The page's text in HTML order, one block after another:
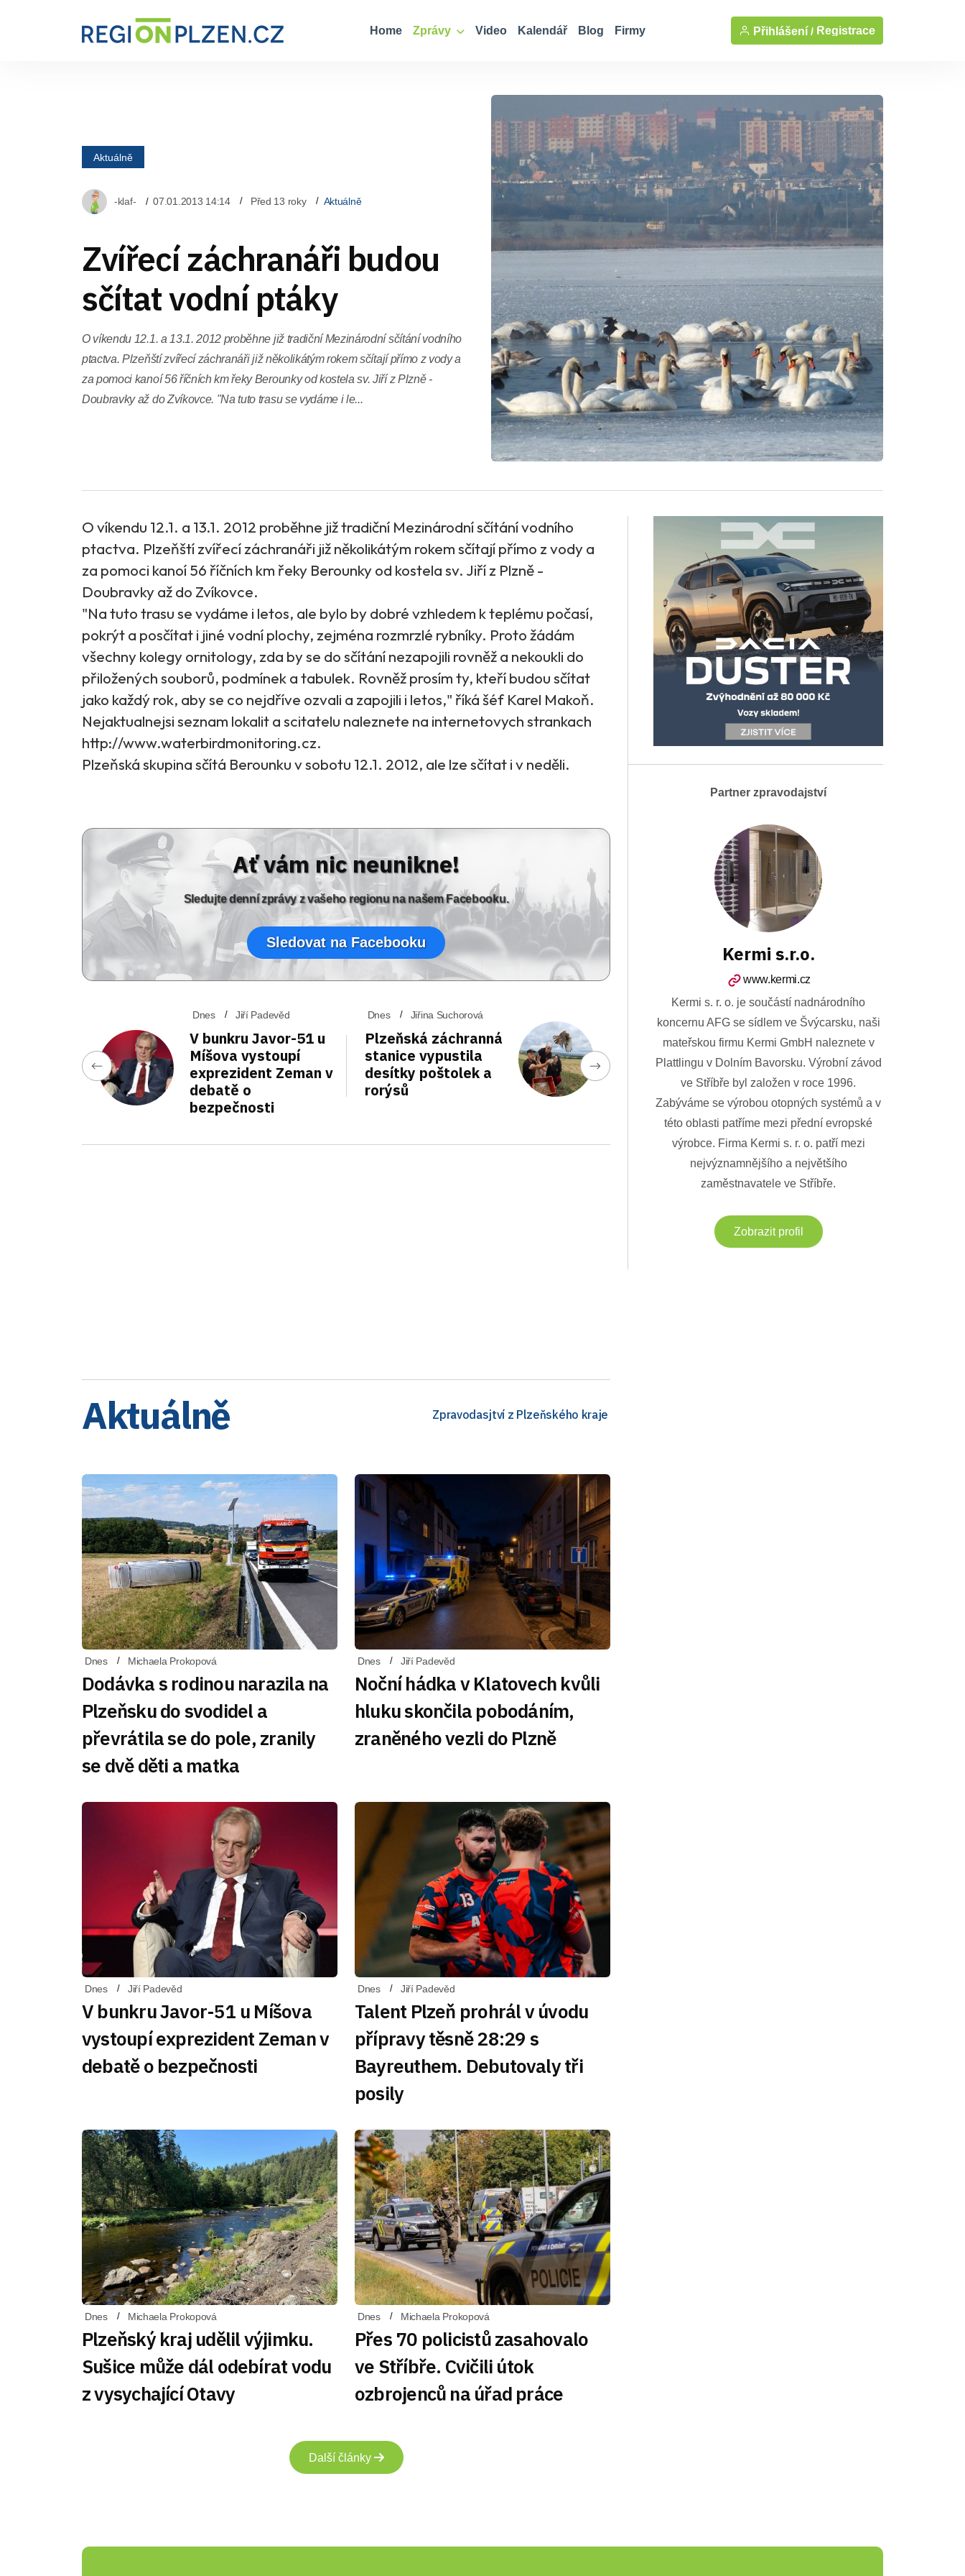
Home Zprávy Video Kalendář Blog Firmy Přihlášení / Registrace
Aktuálně
-klaf- 07.01.2013 14:14 Před 13 roky Aktuálně
Zvířecí záchranáři budou
sčítat vodní ptáky
O víkendu 12.1. a 13.1. 2012 proběhne již tradiční Mezinárodní sčítání vodního
ptactva. Plzeňští zvířecí záchranáři již několikátým rokem sčítají přímo z vody a
za pomoci kanoí 56 říčních km řeky Berounky od kostela sv. Jiří z Plzně -
Doubravky až do Zvíkovce. "Na tuto trasu se vydáme i le...
O víkendu 12.1. a 13.1. 2012 proběhne již tradiční Mezinárodní sčítání vodního
ptactva. Plzeňští zvířecí záchranáři již několikátým rokem sčítají přímo z vody a
za pomoci kanoí 56 říčních km řeky Berounky od kostela sv. Jiří z Plzně -
Doubravky až do Zvíkovce.
"Na tuto trasu se vydáme i letos, ale bylo by dobré vzhledem k teplému počasí,
pokrýt a posčítat i jiné vodní plochy, zejména rozmrzlé rybníky. Proto žádám
všechny kolegy ornitology, zda by se do sčítání nezapojili rovněž a nekoukli do
přiložených souborů, podmínek a tabulek. Rovněž prosím ty, kteří budou sčítat
jako každý rok, aby se co nejdříve ozvali a zapojili i letos," říká šéf Karel Makoň.
Nejaktualnejsi seznam lokalit a scitatelu naleznete na internetovych strankach
http://www.waterbirdmonitoring.cz.
Plzeňská skupina sčítá Berounku v sobotu 12.1. 2012, ale lze sčítat i v neděli.
Ať vám nic neunikne!
Sledujte denní zprávy z vašeho regionu na našem Facebooku.
Sledovat na Facebooku
Dnes Jiří Padevěd
V bunkru Javor-51 u
Míšova vystoupí
exprezident Zeman v
debatě o
bezpečnosti
Dnes Jiřina Suchorová
Plzeňská záchranná
stanice vypustila
desítky poštolek a
rorýsů
Aktuálně Zpravodasjtví z Plzeňského kraje
Dnes Michaela Prokopová
Dodávka s rodinou narazila na
Plzeňsku do svodidel a
převrátila se do pole, zranily
se dvě děti a matka
Dnes Jiří Padevěd
Noční hádka v Klatovech kvůli
hluku skončila pobodáním,
zraněného vezli do Plzně
Dnes Jiří Padevěd
V bunkru Javor-51 u Míšova
vystoupí exprezident Zeman v
debatě o bezpečnosti
Dnes Jiří Padevěd
Talent Plzeň prohrál v úvodu
přípravy těsně 28:29 s
Bayreuthem. Debutovaly tři
posily
Dnes Michaela Prokopová
Plzeňský kraj udělil výjimku.
Sušice může dál odebírat vodu
z vysychající Otavy
Dnes Michaela Prokopová
Přes 70 policistů zasahovalo
ve Stříbře. Cvičili útok
ozbrojenců na úřad práce
Další články
Partner zpravodajství
Kermi s.r.o.
www.kermi.cz
Kermi s. r. o. je součástí nadnárodního
koncernu AFG se sídlem ve Švýcarsku, naši
mateřskou firmu Kermi GmbH naleznete v
Plattlingu v Dolním Bavorsku. Výrobní závod
ve Stříbře byl založen v roce 1996.
Zabýváme se výrobou otopných systémů a v
této oblasti patříme mezi přední evropské
výrobce. Firma Kermi s. r. o. patří mezi
nejvýznamnějšího a největšího
zaměstnavatele ve Stříbře.
Zobrazit profil